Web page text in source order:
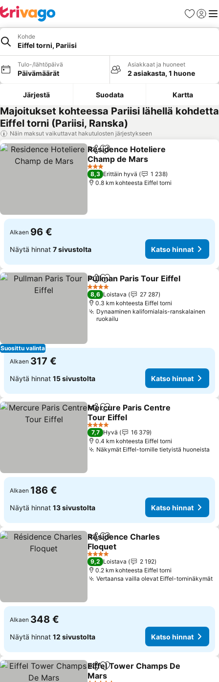
Suosikit
Kohde
Eiffel torni, Pariisi
Tulo-/lähtöpäivä
Päivämäärät
Asiakkaat ja huoneet
2 asiakasta, 1 huone
Järjestä Suodata Kartta
Majoitukset kohteessa Pariisi lähellä kohdetta
Eiffel torni (Pariisi, Ranska)
Näin maksut vaikuttavat hakutulosten järjestykseen
Jaa Lisää suosikkeihin
Residence Hoteliere
Champ de Mars
3 Tähtiluokitus
8,3 Erittäin hyvä
1 238
0.8 km kohteesta Eiffel torni
Alkaen 96 €
Näytä hinnat 7 sivustolta Katso hinnat
Suosittu valinta
Jaa Lisää suosikkeihin
Pullman Paris Tour Eiffel
4 Tähtiluokitus
8,6 Loistava
27 287
0.3 km kohteesta Eiffel torni
Dynaaminen kalifornialais-ranskalainen
ruokailu
Alkaen 317 €
Näytä hinnat 15 sivustolta Katso hinnat
Jaa Lisää suosikkeihin
Mercure Paris Centre
Tour Eiffel
4 Tähtiluokitus
7,7 Hyvä
16 379
0.4 km kohteesta Eiffel torni
Näkymät Eiffel-tornille tietyistä huoneista
Alkaen 186 €
Näytä hinnat 13 sivustolta Katso hinnat
Jaa Lisää suosikkeihin
Résidence Charles
Floquet
4 Tähtiluokitus
9,2 Loistava
2 192
0.2 km kohteesta Eiffel torni
Vertaansa vailla olevat Eiffel-torninäkymät
Alkaen 348 €
Näytä hinnat 12 sivustolta Katso hinnat
Jaa Lisää suosikkeihin
Eiffel Tower Champs De
Mars